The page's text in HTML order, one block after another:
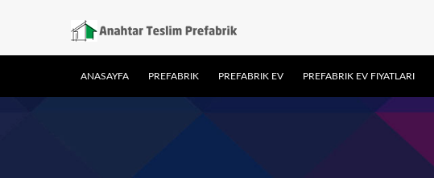
ANASAYFA PREFABRIK PREFABRIK EV PREFABRIK EV FIYATLARI